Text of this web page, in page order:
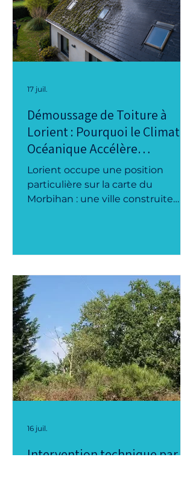
Ouest. Basée à Allaire, dans le
Morbihan, notre entreprise
poursuit ainsi ses investissements
d
Démoussage de Toiture à
Lorient : Pourquoi le Climat
Océanique Accélère
l'Apparition des Mousses
Lorient occupe une position
particulière sur la carte du
Morbihan : une ville construite
exposée aux vents dominants et à
Cette situation géographique, qui
fait tout le charme de la région
lorientaise, est aussi ce qui
accélère le vieillissement des
toitures. Mousses, lichens et
algues vertes s'y développent plus
vite qu'ailleurs, et les propriétai
17 juil.
Intervention technique par
16 juil.